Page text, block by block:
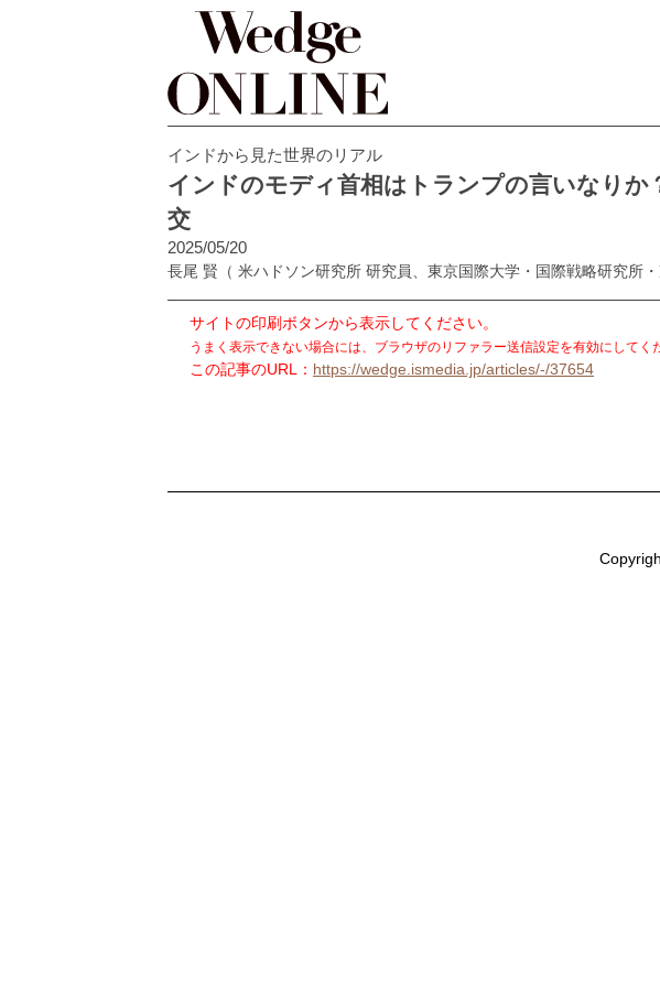
インドから見た世界のリアル
インドのモディ首相はトランプの言いなり
交
2025/05/20
長尾 賢 （ 米ハドソン研究所 研究員、東京国際大学・国際戦略研究所・
サイトの印刷ボタンから表示してください。
うまく表示できない場合には、ブラウザのリファラー送信設定を有効にしてく
この記事のURL： https://wedge.ismedia.jp/articles/-/37654